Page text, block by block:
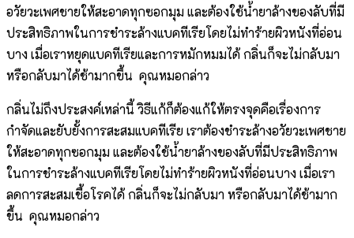
อวัยวะเพศชายให้สะอาดทุกซอกมุม และต้องใช้น้ำยาล้างของลับที่มี
ประสิทธิภาพในการชำระล้างแบคทีเรียโดยไม่ทำร้ายผิวหนังที่อ่อน
บาง เมื่อเราหยุดแบคทีเรียและการหมักหมมได้ กลิ่นก็จะไม่กลับมา
หรือกลับมาได้ช้ามากขึ้น คุณหมอกล่าว
กลิ่นไม่ถึงประสงค์เหล่านี้ วิธีแก้ก็ต้องแก้ให้ตรงจุดคือเรื่องการ
กำจัดและยับยั้งการสะสมแบคทีเรีย เราต้องชำระล้างอวัยวะเพศชาย
ให้สะอาดทุกซอกมุม และต้องใช้น้ำยาล้างของลับที่มีประสิทธิภาพ
ในการชำระล้างแบคทีเรียโดยไม่ทำร้ายผิวหนังที่อ่อนบาง เมื่อเรา
ลดการสะสมเชื้อโรคได้ กลิ่นก็จะไม่กลับมา หรือกลับมาได้ช้ามาก
ขึ้น คุณหมอกล่าว